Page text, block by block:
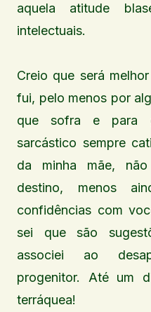
aquela atitude
intelectuais.
Creio que será
fui, pelo menos por
que sofra e para
sarcástico sempre
da minha mãe,
destino, menos
confidências com
sei que são
associei ao
progenitor. Até um
terráquea!